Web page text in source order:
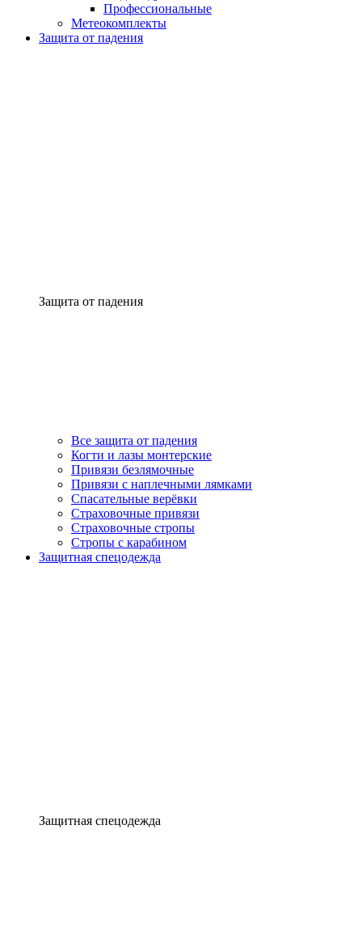
Профессиональные
Метеокомплекты
Защита от падения
Защита от падения
Все защита от падения
Когти и лазы монтерские
Привязи безлямочные
Привязи с наплечными лямками
Спасательные верёвки
Страховочные привязи
Страховочные стропы
Стропы с карабином
Защитная спецодежда
Защитная спецодежда